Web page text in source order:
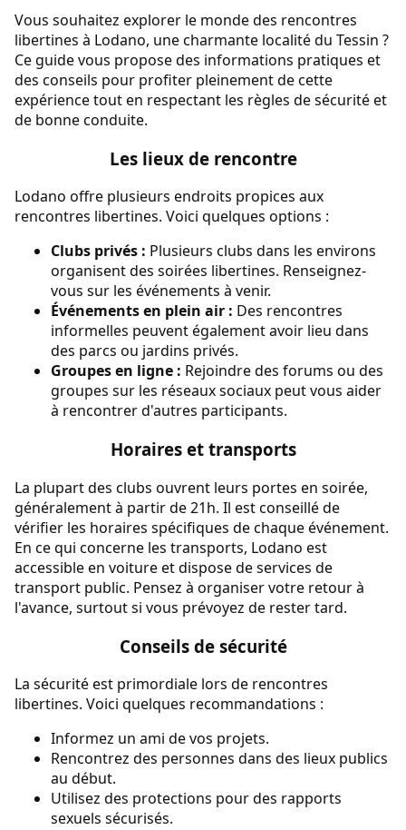
Vous souhaitez explorer le monde des rencontres
libertines à Lodano, une charmante localité du Tessin ?
Ce guide vous propose des informations pratiques et
des conseils pour profiter pleinement de cette
expérience tout en respectant les règles de sécurité et
de bonne conduite.
Les lieux de rencontre
Lodano offre plusieurs endroits propices aux
rencontres libertines. Voici quelques options :
Clubs privés : Plusieurs clubs dans les environs
organisent des soirées libertines. Renseignez-
vous sur les événements à venir.
Événements en plein air : Des rencontres
informelles peuvent également avoir lieu dans
des parcs ou jardins privés.
Groupes en ligne : Rejoindre des forums ou des
groupes sur les réseaux sociaux peut vous aider
à rencontrer d'autres participants.
Horaires et transports
La plupart des clubs ouvrent leurs portes en soirée,
généralement à partir de 21h. Il est conseillé de
vérifier les horaires spécifiques de chaque événement.
En ce qui concerne les transports, Lodano est
accessible en voiture et dispose de services de
transport public. Pensez à organiser votre retour à
l'avance, surtout si vous prévoyez de rester tard.
Conseils de sécurité
La sécurité est primordiale lors de rencontres
libertines. Voici quelques recommandations :
Informez un ami de vos projets.
Rencontrez des personnes dans des lieux publics
au début.
Utilisez des protections pour des rapports
sexuels sécurisés.